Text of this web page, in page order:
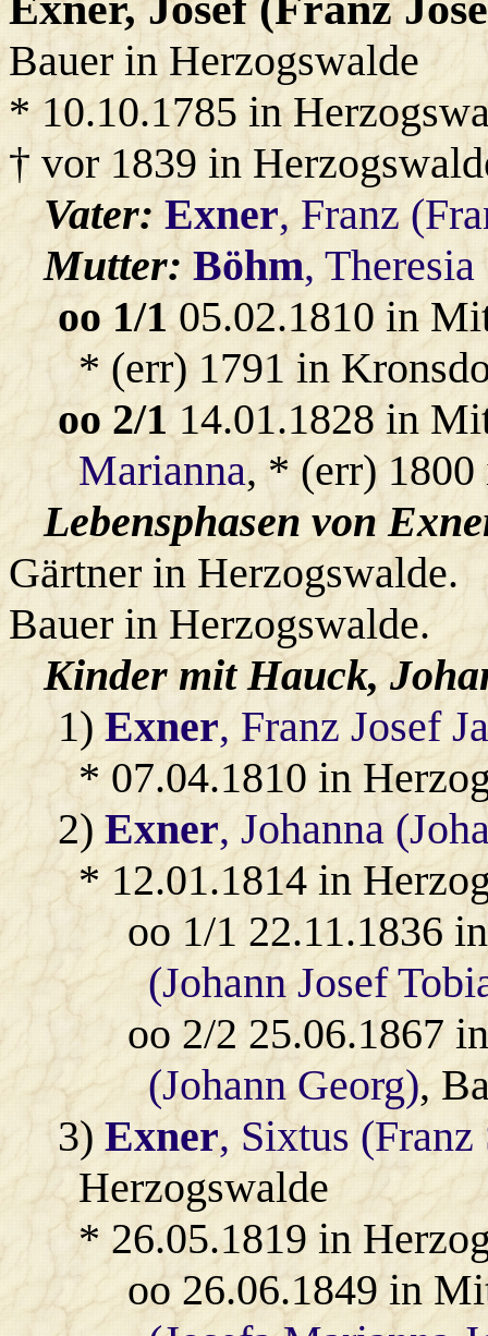
Bauer in Herzogswalde
* 10.10.1785 in
† vor 1839 in
Vater:Exner, Franz
Mutter:Böhm, Theresia
oo 1/105.02.1810 in
* (err) 1791 in
oo 2/1 14.01.1828 in
Marianna, * (err)
Lebensphasen von
Gärtner in Herzogswalde.
Bauer in Herzogswalde.
Kinder mit Hauck,
1)Exner, Franz Josef
* 07.04.1810 in
2)Exner, Johanna
* 12.01.1814 in
oo 1/1 22.11.1836
(Johann Josef
oo 2/2 25.06.1867
(Johann Georg),
3)Exner, Sixtus (Franz
Herzogswalde
* 26.05.1819 in
oo 26.06.1849 in